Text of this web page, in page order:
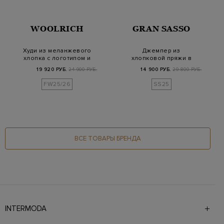
WOOLRICH
Худи из меланжевого
хлопка с логотипом и
19 920 РУБ. 24 900 РУБ.
FW25/26
GRAN SASSO
Джемпер из
хлопковой пряжи в
рукав…
14 900 РУБ. 29 800 РУБ.
SS25
ВСЕ ТОВАРЫ БРЕНДА
INTERMODA